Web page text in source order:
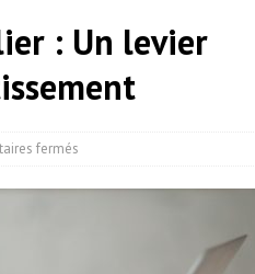
: Un levier
fermés